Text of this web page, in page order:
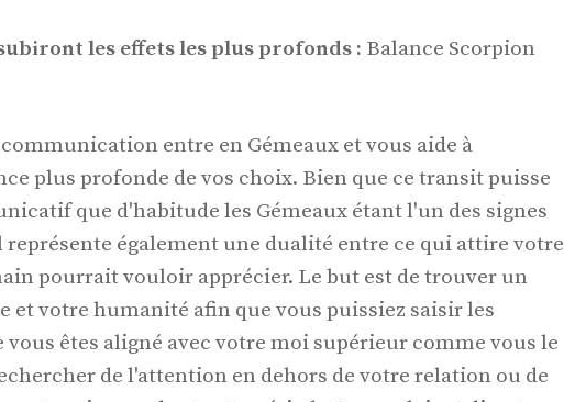
les effets les plus profonds : Balance Scorpion
entre en Gémeaux et vous aide à
plus profonde de vos choix. Bien que ce transit puisse
que d'habitude les Gémeaux étant l'un des signes
également une dualité entre ce qui attire votre
pourrait vouloir apprécier. Le but est de trouver un
et votre humanité afin que vous puissiez saisir les
êtes aligné avec votre moi supérieur comme vous le
de l'attention en dehors de votre relation ou de